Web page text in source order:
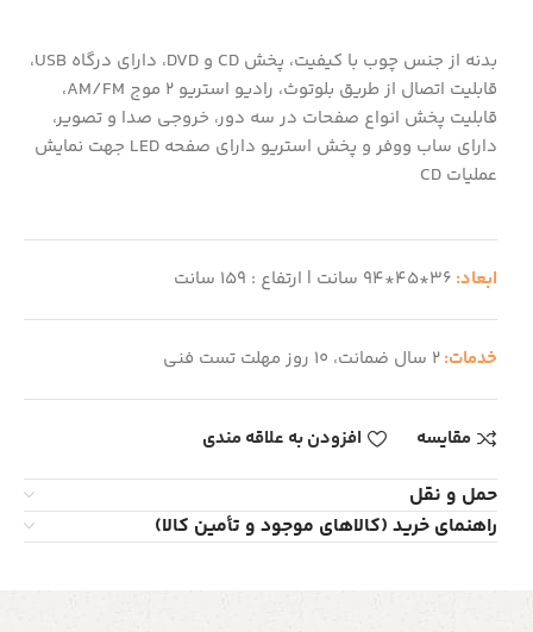
بدنه از جنس چوب با کیفیت، پخش CD و DVD، دارای درگاه USB،
قابلیت اتصال از طریق بلوتوث، رادیو استریو 2 موج AM/FM،
قابلیت پخش انواع صفحات در سه دور، خروجی صدا و تصویر،
دارای ساب ووفر و پخش استریو دارای صفحه LED جهت نمایش
عملیات CD
ابعاد: 36*45*94 سانت | ارتفاع : 159 سانت
خدمات:2 سال ضمانت، 10 روز مهلت تست فنی
مقایسه افزودن به علاقه مندی
حمل و نقل
راهنمای خرید (کالاهای موجود و تأمین کالا)